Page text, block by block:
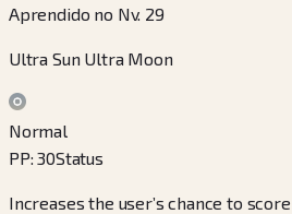
Aprendido no Nv. 29
Ultra Sun Ultra Moon
Normal
PP:30Status
Increases the user’s chance to